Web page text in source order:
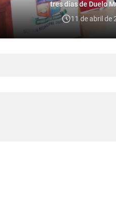
tres días de Duelo
11 de abril de